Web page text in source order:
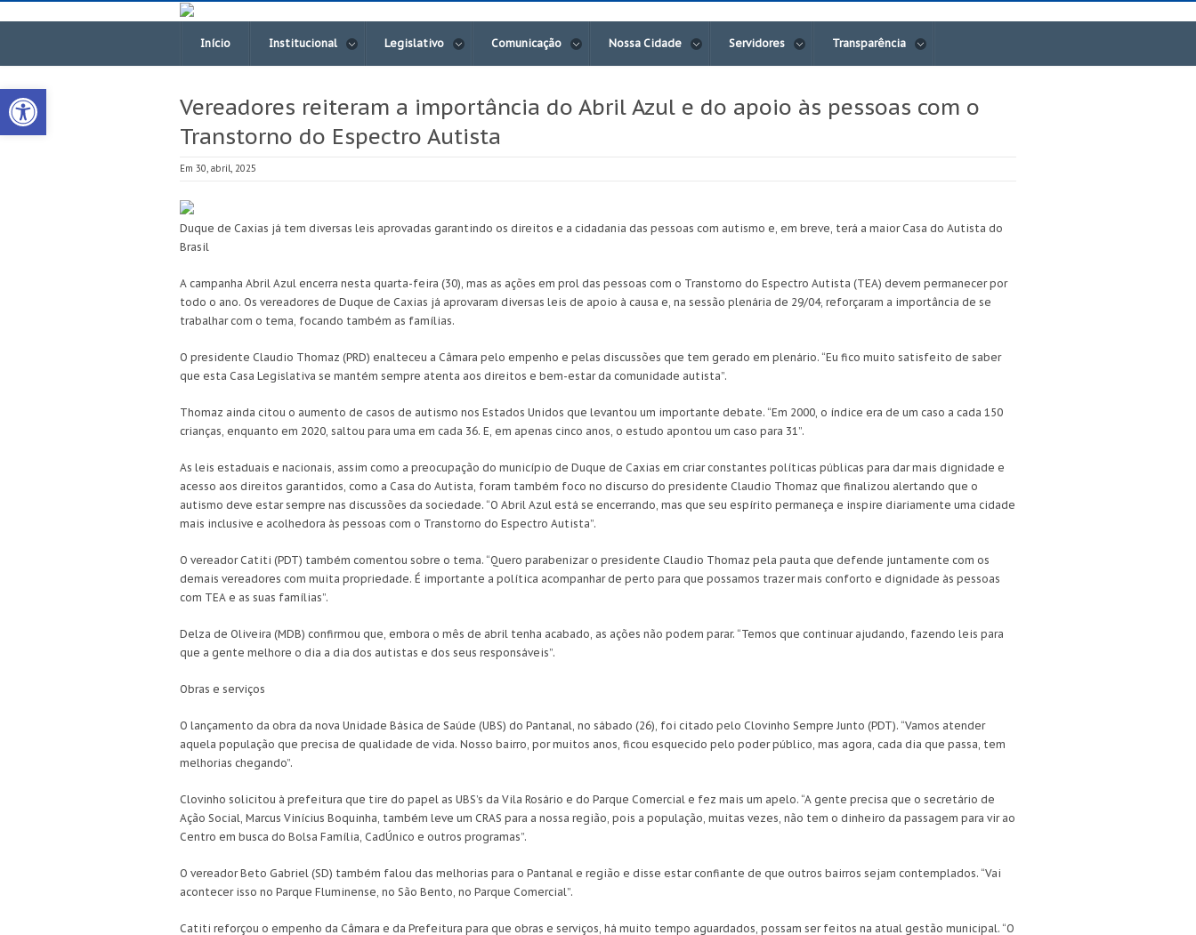
Open toolbar
Início Institucional Legislativo Comunicação Nossa Cidade Servidores Transparência
Vereadores reiteram a importância do Abril Azul e do apoio às pessoas com o
Transtorno do Espectro Autista
Em 30, abril, 2025
Duque de Caxias já tem diversas leis aprovadas garantindo os direitos e a cidadania das pessoas com autismo e, em breve, terá a maior Casa do Autista do
Brasil
A campanha Abril Azul encerra nesta quarta-feira (30), mas as ações em prol das pessoas com o Transtorno do Espectro Autista (TEA) devem permanecer por
todo o ano. Os vereadores de Duque de Caxias já aprovaram diversas leis de apoio à causa e, na sessão plenária de 29/04, reforçaram a importância de se
trabalhar com o tema, focando também as famílias.
O presidente Claudio Thomaz (PRD) enalteceu a Câmara pelo empenho e pelas discussões que tem gerado em plenário. “Eu fico muito satisfeito de saber
que esta Casa Legislativa se mantém sempre atenta aos direitos e bem-estar da comunidade autista”.
Thomaz ainda citou o aumento de casos de autismo nos Estados Unidos que levantou um importante debate. “Em 2000, o índice era de um caso a cada 150
crianças, enquanto em 2020, saltou para uma em cada 36. E, em apenas cinco anos, o estudo apontou um caso para 31”.
As leis estaduais e nacionais, assim como a preocupação do município de Duque de Caxias em criar constantes políticas públicas para dar mais dignidade e
acesso aos direitos garantidos, como a Casa do Autista, foram também foco no discurso do presidente Claudio Thomaz que finalizou alertando que o
autismo deve estar sempre nas discussões da sociedade. “O Abril Azul está se encerrando, mas que seu espírito permaneça e inspire diariamente uma cidade
mais inclusive e acolhedora às pessoas com o Transtorno do Espectro Autista”.
O vereador Catiti (PDT) também comentou sobre o tema. “Quero parabenizar o presidente Claudio Thomaz pela pauta que defende juntamente com os
demais vereadores com muita propriedade. É importante a política acompanhar de perto para que possamos trazer mais conforto e dignidade às pessoas
com TEA e as suas famílias”.
Delza de Oliveira (MDB) confirmou que, embora o mês de abril tenha acabado, as ações não podem parar. “Temos que continuar ajudando, fazendo leis para
que a gente melhore o dia a dia dos autistas e dos seus responsáveis”.
Obras e serviços
O lançamento da obra da nova Unidade Básica de Saúde (UBS) do Pantanal, no sábado (26), foi citado pelo Clovinho Sempre Junto (PDT). “Vamos atender
aquela população que precisa de qualidade de vida. Nosso bairro, por muitos anos, ficou esquecido pelo poder público, mas agora, cada dia que passa, tem
melhorias chegando”.
Clovinho solicitou à prefeitura que tire do papel as UBS’s da Vila Rosário e do Parque Comercial e fez mais um apelo. “A gente precisa que o secretário de
Ação Social, Marcus Vinícius Boquinha, também leve um CRAS para a nossa região, pois a população, muitas vezes, não tem o dinheiro da passagem para vir ao
Centro em busca do Bolsa Família, CadÚnico e outros programas”.
O vereador Beto Gabriel (SD) também falou das melhorias para o Pantanal e região e disse estar confiante de que outros bairros sejam contemplados. “Vai
acontecer isso no Parque Fluminense, no São Bento, no Parque Comercial”.
Catiti reforçou o empenho da Câmara e da Prefeitura para que obras e serviços, há muito tempo aguardados, possam ser feitos na atual gestão municipal. “O